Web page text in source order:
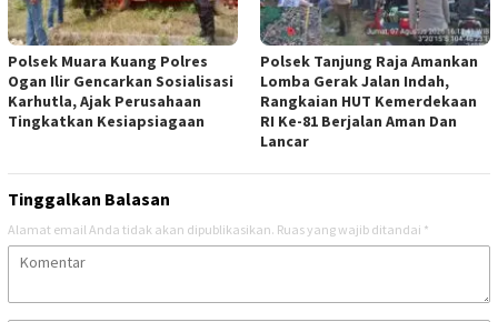
Polsek Muara Kuang Polres
Ogan Ilir Gencarkan Sosialisasi
Karhutla, Ajak Perusahaan
Tingkatkan Kesiapsiagaan
Polsek Tanjung Raja Amankan
Lomba Gerak Jalan Indah,
Rangkaian HUT Kemerdekaan
RI Ke-81 Berjalan Aman Dan
Lancar
Tinggalkan Balasan
Alamat email Anda tidak akan dipublikasikan. Ruas yang wajib ditandai *